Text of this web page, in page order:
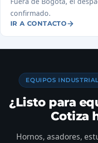
confirmado.
IR A CONTACTO
EQUIPOS
¿Listo para
Cotiza
Hornos, asadores,